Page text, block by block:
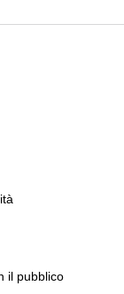
il pubblico